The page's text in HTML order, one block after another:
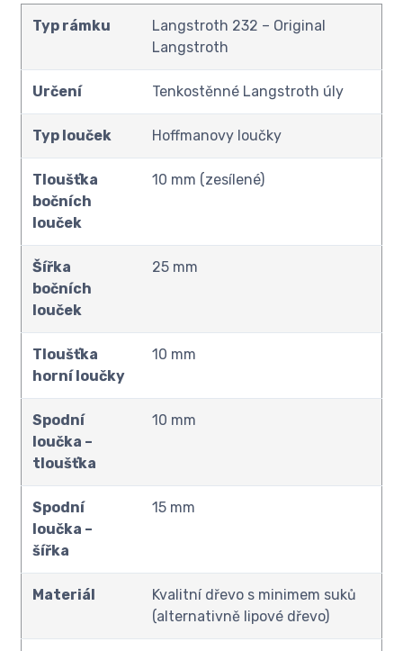
Typ rámku
Langstroth 232 – Original
Langstroth
Určení Tenkostěnné Langstroth úly
Typ louček Hoffmanovy loučky
Tloušťka
bočních
louček
10 mm (zesílené)
Šířka
bočních
louček
25 mm
Tloušťka
horní loučky
10 mm
Spodní
loučka –
tloušťka
10 mm
Spodní
loučka –
šířka
15 mm
Materiál
Kvalitní dřevo s minimem suků
(alternativně lipové dřevo)